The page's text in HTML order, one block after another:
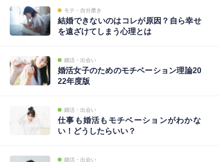
モテ・自分磨き
結婚できないのはコレが原因？自ら幸せ
を遠ざけてしまう心理とは
婚活・出会い
婚活女子のためのモチベーション理論20
22年度版
婚活・出会い
仕事も婚活もモチベーションがわかな
い！どうしたらいい？
婚活・出会い